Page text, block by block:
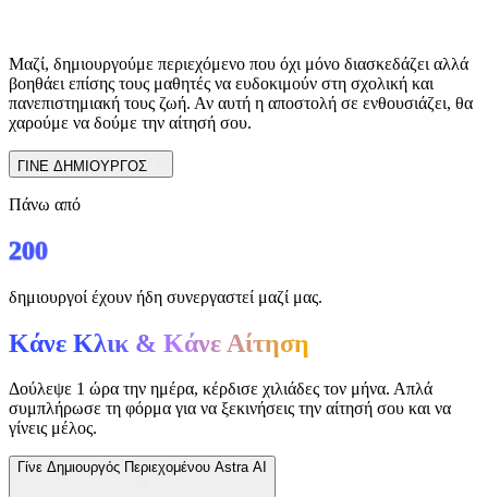
Μαζί, δημιουργούμε περιεχόμενο που όχι μόνο διασκεδάζει αλλά
βοηθάει επίσης τους μαθητές να ευδοκιμούν στη σχολική και
πανεπιστημιακή τους ζωή. Αν αυτή η αποστολή σε ενθουσιάζει, θα
χαρούμε να δούμε την αίτησή σου.
ΓΙΝΕ ΔΗΜΙΟΥΡΓΟΣ
Πάνω από
200
δημιουργοί έχουν ήδη συνεργαστεί μαζί μας.
Κάνε Κλικ & Κάνε Αίτηση
Δούλεψε 1 ώρα την ημέρα, κέρδισε χιλιάδες τον μήνα. Απλά
συμπλήρωσε τη φόρμα για να ξεκινήσεις την αίτησή σου και να
γίνεις μέλος.
Γίνε Δημιουργός Περιεχομένου Astra AI